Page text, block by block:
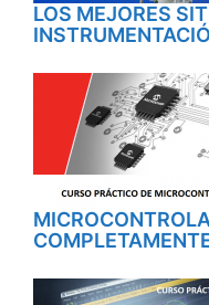
LOS MEJORES